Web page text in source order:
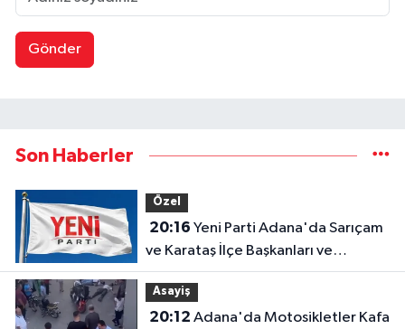
Gönder
Son Haberler
Özel
20:16
ve Karataş İlçe Başkanları ve
Yönetimleri Belirlendi
Asayiş
20:12